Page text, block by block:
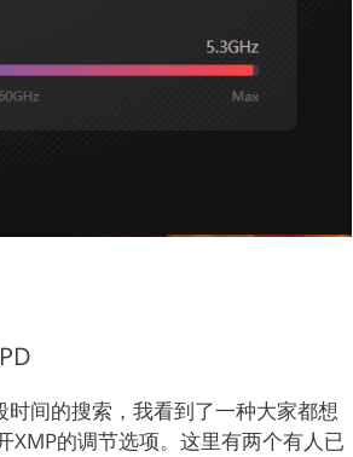
间的搜索，我看到了一种大家都想
XMP的调节选项。这里有两个有人已